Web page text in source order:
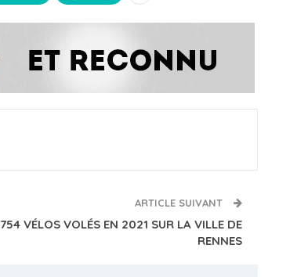
ARTICLE SUIVANT
754 VÉLOS VOLÉS EN 2021 SUR LA VILLE DE
RENNES